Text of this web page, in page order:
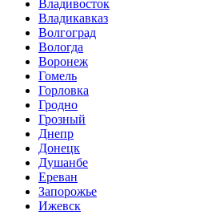
Владивосток
Владикавказ
Волгоград
Вологда
Воронеж
Гомель
Горловка
Гродно
Грозный
Днепр
Донецк
Душанбе
Ереван
Запорожье
Ижевск